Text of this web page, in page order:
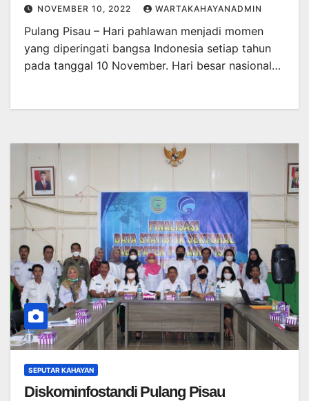
NOVEMBER 10, 2022 WARTAKAHAYANADMIN
Pulang Pisau – Hari pahlawan menjadi momen
yang diperingati bangsa Indonesia setiap tahun
pada tanggal 10 November. Hari besar nasional…
SEPUTAR KAHAYAN
Diskominfostandi Pulang Pisau